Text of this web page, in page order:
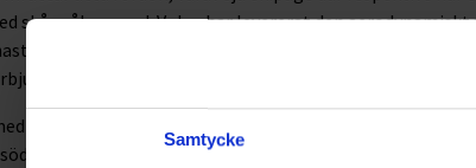
Samtycke
skåppåbyggnad. Volvo har levererat den
tekniken för att säkerställa en kvalitativ och säker
enkel lastning och lossning och är byggda i en
uppdraget välkomnar Ohlssons ett tiotal nya
Sverige.